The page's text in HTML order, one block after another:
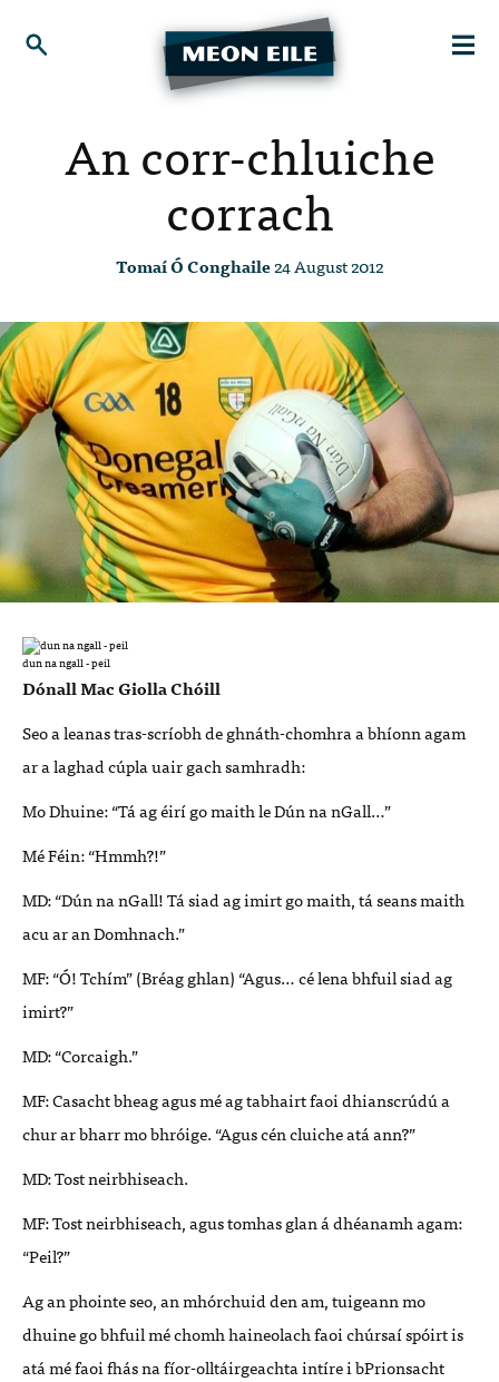
An corr-chluiche
corrach
Tomaí Ó Conghaile24 August 2012
dun na ngall - peil
Dónall Mac Giolla Chóill
Seo a leanas tras-scríobh de ghnáth-chomhra a bhíonn agam
ar a laghad cúpla uair gach samhradh:
Mo Dhuine: “Tá ag éirí go maith le Dún na nGall…”
Mé Féin: “Hmmh?!”
MD: “Dún na nGall! Tá siad ag imirt go maith, tá seans maith
acu ar an Domhnach.”
MF: “Ó! Tchím” (Bréag ghlan) “Agus… cé lena bhfuil siad ag
imirt?”
MD: “Corcaigh.”
MF: Casacht bheag agus mé ag tabhairt faoi dhianscrúdú a
chur ar bharr mo bhróige. “Agus cén cluiche atá ann?”
MD: Tost neirbhiseach.
MF: Tost neirbhiseach, agus tomhas glan á dhéanamh agam:
“Peil?”
Ag an phointe seo, an mhórchuid den am, tuigeann mo
dhuine go bhfuil mé chomh haineolach faoi chúrsaí spóirt is
atá mé faoi fhás na fíor-olltáirgeachta intíre i bPrionsacht